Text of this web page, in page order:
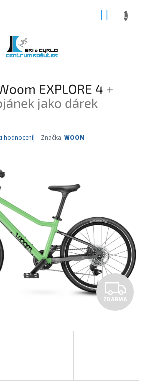
EXPLORE 4 +
jako dárek
hodnocení Značka: WOOM
Z
D
A
ZDARMA